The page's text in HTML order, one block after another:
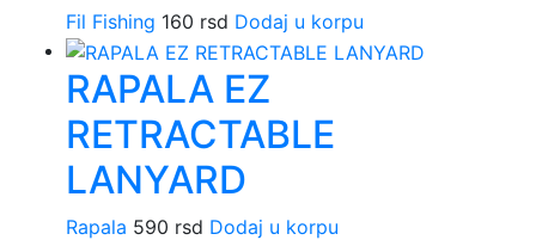
Fil Fishing 160 rsd Dodaj u korpu
RAPALA EZ
RETRACTABLE
LANYARD
Rapala 590 rsd Dodaj u korpu